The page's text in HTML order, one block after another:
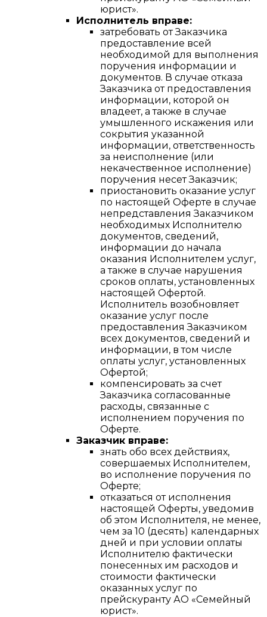
юрист».
Исполнитель вправе:
затребовать от Заказчика
предоставление всей
необходимой для выполнения
поручения информации и
документов. В случае отказа
Заказчика от предоставления
информации, которой он
владеет, а также в случае
умышленного искажения или
сокрытия указанной
информации, ответственность
за неисполнение (или
некачественное исполнение)
поручения несет Заказчик;
приостановить оказание услуг
по настоящей Оферте в случае
непредставления Заказчиком
необходимых Исполнителю
документов, сведений,
информации до начала
оказания Исполнителем услуг,
а также в случае нарушения
сроков оплаты, установленных
настоящей Офертой.
Исполнитель возобновляет
оказание услуг после
предоставления Заказчиком
всех документов, сведений и
информации, в том числе
оплаты услуг, установленных
Офертой;
компенсировать за счет
Заказчика согласованные
расходы, связанные с
исполнением поручения по
Оферте.
Заказчик вправе:
знать обо всех действиях,
совершаемых Исполнителем,
во исполнение поручения по
Оферте;
отказаться от исполнения
настоящей Оферты, уведомив
об этом Исполнителя, не менее,
чем за 10 (десять) календарных
дней и при условии оплаты
Исполнителю фактически
понесенных им расходов и
стоимости фактически
оказанных услуг по
прейскуранту АО «Семейный
юрист».